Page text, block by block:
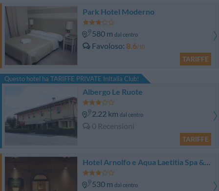
Park Hotel Moderno
580 m dal centro
Favoloso 8.6/10
TARIFFE
Questo hotel ha TARIFFE PRIVATE InItalia Club!
Albergo Le Ruote
2.22 km dal centro
0 Recensioni
TARIFFE
Hotel Arnolfo e Aqua Laetitia Spa & Beauty
530 m dal centro